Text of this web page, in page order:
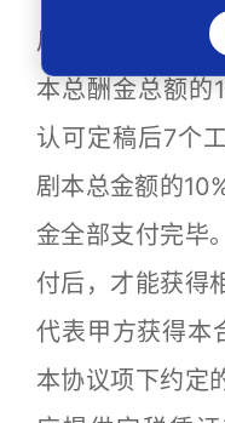
后。7个工作日
本总酬金总额的
认可定稿后7个
剧本总金额的
金全部支付完毕
付后，才能获得
代表甲方获得本
本协议项下约定